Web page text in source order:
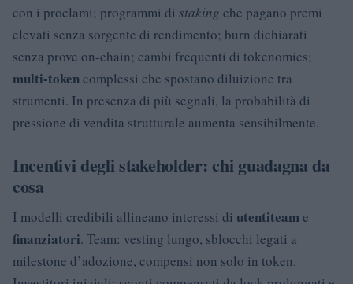
con i proclami; programmi di staking che pagano premi
elevati senza sorgente di rendimento; burn dichiarati
senza prove on-chain; cambi frequenti di tokenomics;
multi-tokencomplessi che spostano diluizione tra
strumenti. In presenza di più segnali, la probabilità di
pressione di vendita strutturale aumenta sensibilmente.
Incentivi degli stakeholder: chi guadagna da
cosa
I modelli credibili allineano interessi di utentiteame
finanziatori. Team: vesting lungo, sblocchi legati a
milestone d’adozione, compensi non solo in token.